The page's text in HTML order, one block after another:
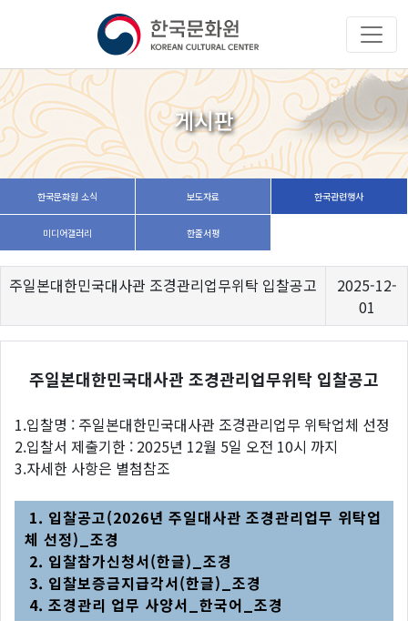
게시판
한국문화원 소식 보도자료 한국관련행사
미디어갤러리 한줄서평
주일본대한민국대사관 조경관리업무위탁 입찰공고
2025-12-
01
주일본대한민국대사관 조경관리업무위탁 입찰공고
1.입찰명 : 주일본대한민국대사관 조경관리업무 위탁업체 선정
2.입찰서 제출기한 : 2025년 12월 5일 오전 10시 까지
3.자세한 사항은 별첨참조
1. 입찰공고(2026년 주일대사관 조경관리업무 위탁업
체 선정)_조경
2. 입찰참가신청서(한글)_조경
3. 입찰보증금지급각서(한글)_조경
4. 조경관리 업무 사양서_한국어_조경